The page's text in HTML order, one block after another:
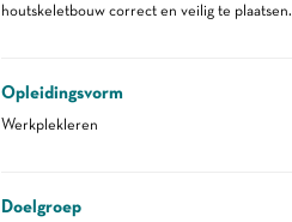
houtskeletbouw correct en veilig te plaatsen.
Opleidingsvorm
Werkplekleren
Doelgroep